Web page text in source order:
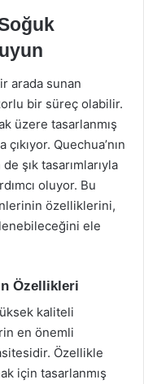
arada sunan
bir süreç olabilir.
üzere tasarlanmış
Quechua’nın
şık tasarımlarıyla
oluyor. Bu
özelliklerini,
ele
Özellikleri
kaliteli
en önemli
Özellikle
için tasarlanmış